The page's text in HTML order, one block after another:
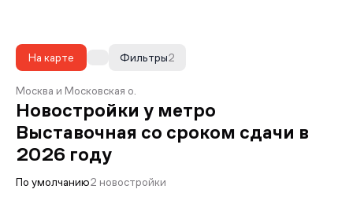
На карте 2
Фильтры
Москва и Московская о.
Новостройки у метро
Выставочная со сроком сдачи в
2026 году
По умолчанию2 новостройки